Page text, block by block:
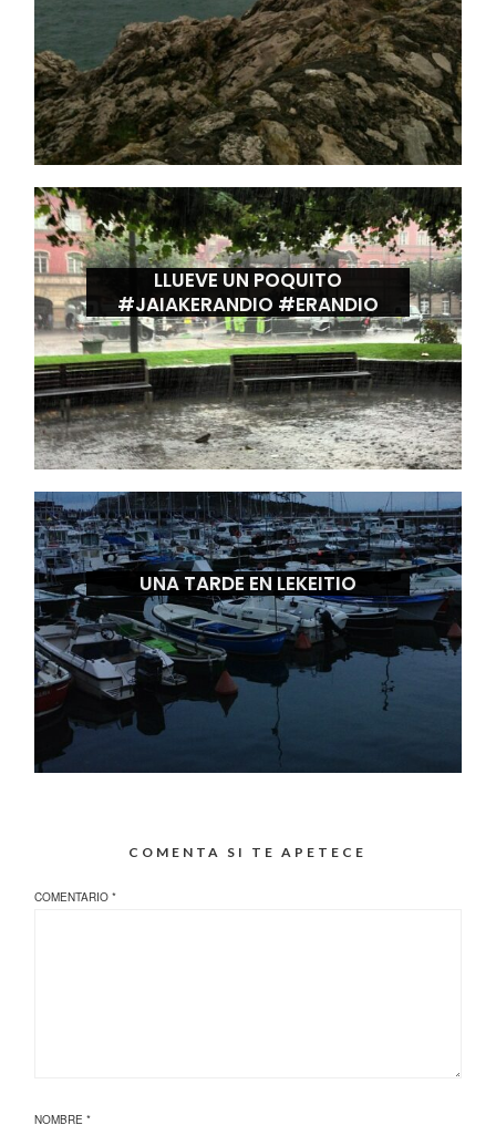
LLUEVE UN POQUITO
#JAIAKERANDIO #ERANDIO
UNA TARDE EN LEKEITIO
COMENTA SI TE APETECE
COMENTARIO*
NOMBRE*